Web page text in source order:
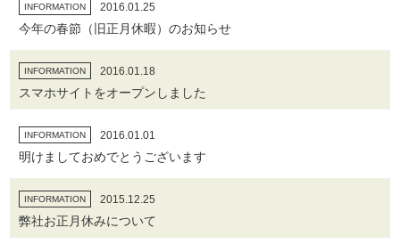
INFORMATION 2016.01.25
今年の春節（旧正月休暇）のお知らせ
INFORMATION 2016.01.18
スマホサイトをオープンしました
INFORMATION 2016.01.01
明けましておめでとうございます
INFORMATION 2015.12.25
弊社お正月休みについて